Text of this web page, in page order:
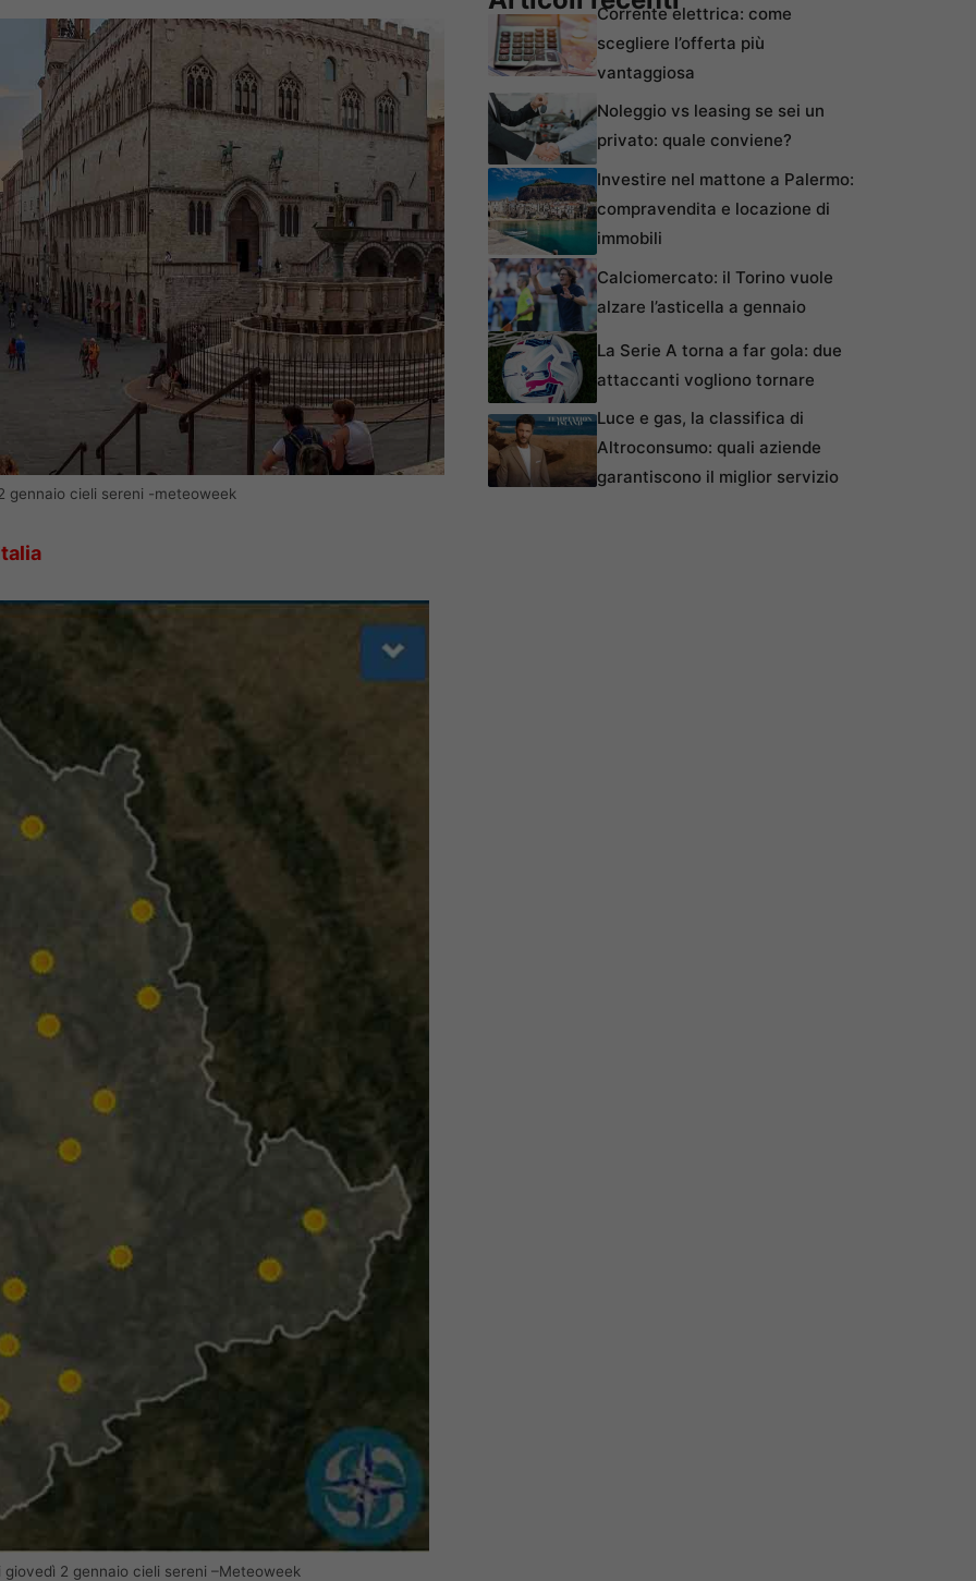
gennaio cieli sereni -meteoweek
2 gennaio cieli sereni –Meteoweek
Corrente elettrica: come
scegliere l’offerta più
vantaggiosa
Noleggio vs leasing se sei un
privato: quale conviene?
Investire nel mattone a Palermo:
compravendita e locazione di
immobili
Calciomercato: il Torino vuole
alzare l’asticella a gennaio
La Serie A torna a far gola: due
attaccanti vogliono tornare
Luce e gas, la classifica di
Altroconsumo: quali aziende
garantiscono il miglior servizio